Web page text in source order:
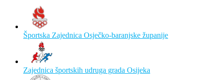
Športska Zajednica Osječko-baranjske županije
Zajednica športskih udruga grada Osijeka